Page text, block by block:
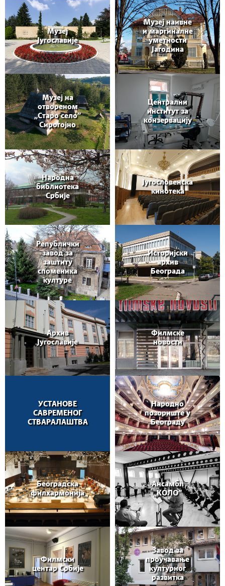
Музеј
Југославије
Музеј наивне
и маргиналне
уметности
Јагодина
Музеј на
отвореном
„Старо село”
Сирогојно
Централни
институт за
конзервацију
Народна
библиотека
Србије
Југословенска
кинотека
Републички
завод за
заштиту
споменика
културе
Историјски
архив
Београда
Архив
Југославије
Филмске
новости
УСТАНОВЕ
САВРЕМЕНОГ
СТВАРАЛАШТВА
Народно
позориште у
Београду
Београдска
филхармонија
Ансамбл
„КОЛО”
Филмски
центар Србије
Завод за
проучавање
културног
развитка